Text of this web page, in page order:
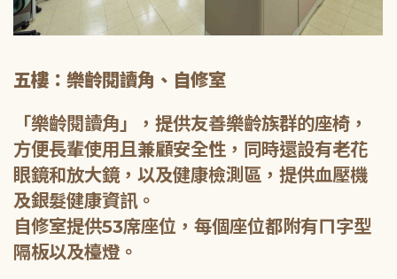
五樓：樂齡閱讀角、自修室
「樂齡閱讀角」，提供友善樂齡族群的座椅，
方便長輩使用且兼顧安全性，同時還設有老花
眼鏡和放大鏡，以及健康檢測區，提供血壓機
及銀髮健康資訊。
自修室提供53席座位，每個座位都附有ㄇ字型